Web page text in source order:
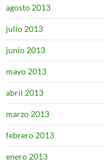
agosto 2013
julio 2013
junio 2013
mayo 2013
abril 2013
marzo 2013
febrero 2013
enero 2013